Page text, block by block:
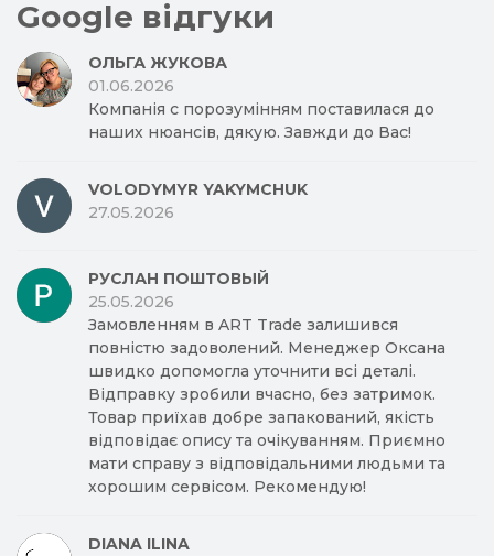
Google відгуки
ОЛЬГА ЖУКОВА
01.06.2026
Компанія с порозумінням поставилася до
наших нюансів, дякую. Завжди до Вас!
VOLODYMYR YAKYMCHUK
27.05.2026
РУСЛАН ПОШТОВЫЙ
25.05.2026
Замовленням в ART Trade залишився
повністю задоволений. Менеджер Оксана
швидко допомогла уточнити всі деталі.
Відправку зробили вчасно, без затримок.
Товар приїхав добре запакований, якість
відповідає опису та очікуванням. Приємно
мати справу з відповідальними людьми та
хорошим сервісом. Рекомендую!
DIANA ILINA